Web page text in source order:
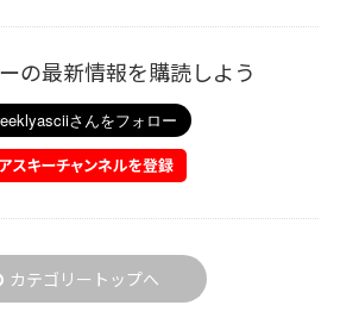
の最新情報を購読しよう
カテゴリートップへ